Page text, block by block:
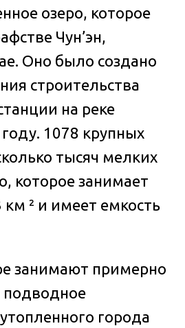
озеро, которое
Чун’эн,
. Оно было создано
строительства
на реке
году. 1078 крупных
тысяч мелких
которое занимает
² и имеет емкость
занимают примерно
подводное
города